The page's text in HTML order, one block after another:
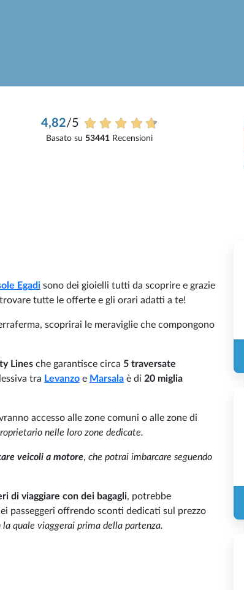
4,82/5
Basato su53441 Recensioni
Egadi sono dei gioielli tutti da scoprire e grazie
tutte le offerte e gli orari adatti a te!
scoprirai le meraviglie che compongono
Lines che garantisce circa 5 traversate
tra Levanzo e Marsala è di 20 miglia
accesso alle zone comuni o alle zone di
nelle loro zone dedicate.
veicoli a motore, che potrai imbarcare seguendo
di viaggiare con dei bagagli, potrebbe
passeggeri offrendo sconti dedicati sul prezzo
quale viaggerai prima della partenza.